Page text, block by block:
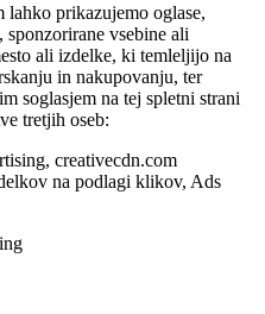
lahko prikazujemo oglase,
vsebine ali
ali izdelke, ki temleljijo na
in nakupovanju, ter
soglasjem na tej spletni strani
tretjih oseb:
creativecdn.com
na podlagi klikov, Ads